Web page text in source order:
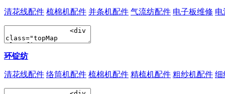
清花线配件 梳棉机配件 并条机配件 气流纺配件 电子板维修 电
环锭纺
清花线配件 络筒机配件 梳棉机配件 精梳机配件 粗纱机配件 细